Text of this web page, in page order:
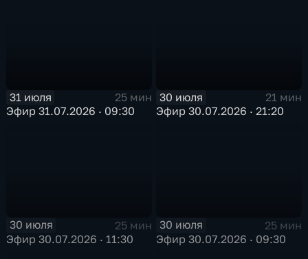
31 июля
25 мин
Эфир 31.07.2026 · 09:30
30 июля
21 мин
Эфир 30.07.2026 · 21:20
30 июля
25 мин
Эфир 30.07.2026 · 11:30
30 июля
25 мин
Эфир 30.07.2026 · 09:30